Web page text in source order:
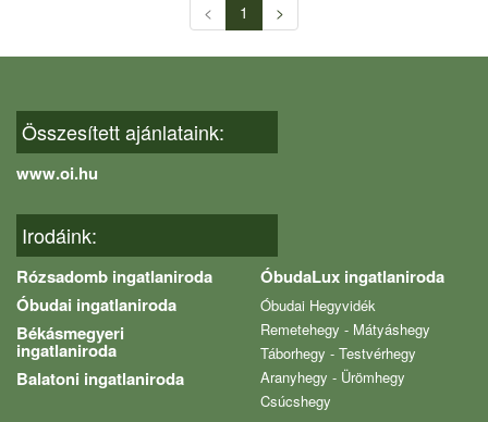
< 1 >
Összesített ajánlataink:
www.oi.hu
Irodáink:
Rózsadomb ingatlaniroda
Óbudai ingatlaniroda
Békásmegyeri
ingatlaniroda
Balatoni ingatlaniroda
ÓbudaLux ingatlaniroda
Óbudai Hegyvidék
Remetehegy - Mátyáshegy
Táborhegy - Testvérhegy
Aranyhegy - Ürömhegy
Csúcshegy